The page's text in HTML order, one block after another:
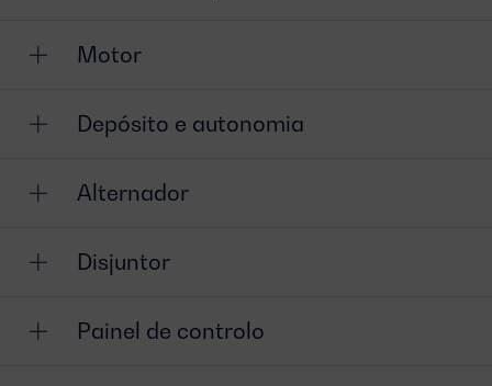
Motor
Depósito e autonomia
Alternador
Disjuntor
Painel de controlo